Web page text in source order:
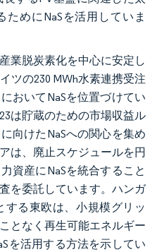
めにNaSを活用していま
業脱炭素化を中心に安定し
ツの230 MWh水素連携受注
おいてNaSを位置づけてい
は貯蔵のための市場収益ル
向けたNaSへの関心を集め
は、廃止スケジュールを円
資産にNaSを統合すること
を委託しています。ハンガ
する東欧は、小規模グリッ
となく再生可能エネルギー
を活用する方法を示してい